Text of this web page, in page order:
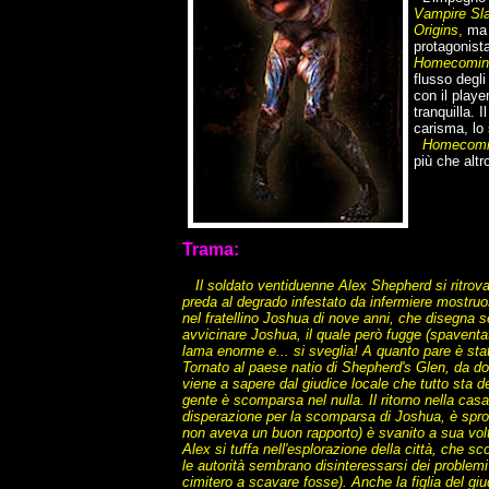
Vampire
Origins,
flusso
con il
tranquilla.
carisma, lo
più che
Trama:
Il soldato ventiduenne Alex Shepherd si
preda al degrado infestato da infermiere
nel fratellino Joshua di nove anni, che disegna
avvicinare Joshua, il quale però fugge
lama enorme e... si sveglia! A quanto pare è
Tornato al paese natio di Shepherd's Glen, da
viene a sapere dal giudice locale che tutto sta
gente è scomparsa nel nulla. Il ritorno nella
disperazione per la scomparsa di Joshua, è
non aveva un buon rapporto) è svanito a sua
Alex si tuffa nell'esplorazione della città, che
le autorità sembrano disinteressarsi dei
cimitero a scavare fosse). Anche la figlia del